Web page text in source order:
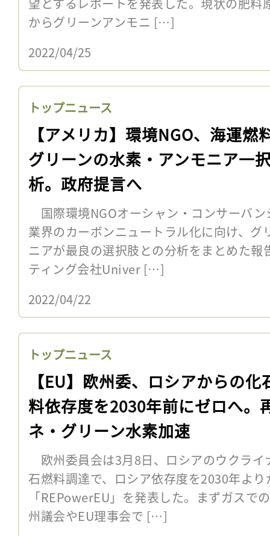
からグリーンアンモニ […]
2022/04/25
トップニュース
【アメリカ】環境NGO、海運燃
グリーンの水素・アンモニア一
析。政府提言へ
国際環境NGOオーシャン・コンサーバ
業界のカーボンニュートラル化に向け、グ
ニアが最良の選択肢との分析をまとめた
ティング会社Univer […]
2022/04/22
トップニュース
【EU】欧州委、ロシアからの化
料依存度を2030年前にゼロへ。
ネ・グリーン水素加速
欧州委員会は3月8日、ロシアのウクライ
石燃料調達で、ロシア依存度を2030年よ
「REPowerEU」を発表した。まずガスで
州議会やEU理事会で […]